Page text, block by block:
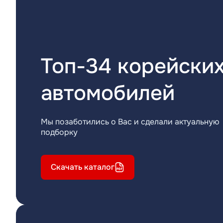
Топ-34
автомобилей
Мы позаботились о Вас и сделали актуальную
подборку
Скачать каталог